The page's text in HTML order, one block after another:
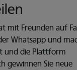
mit Freunden auf
Whatsapp und
und die Plattform
gewinnen Sie neue